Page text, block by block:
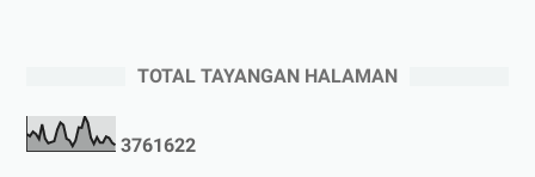
TOTAL TAYANGAN HALAMAN
3761622